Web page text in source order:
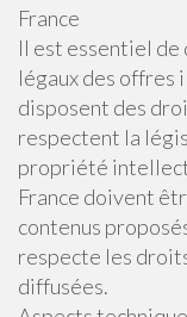
France
Il est essentiel
légaux des offres
disposent des
respectent la
propriété
France doivent
contenus
respecte les
diffusées.